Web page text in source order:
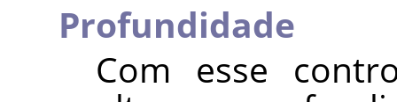
Profundidade
Com esse